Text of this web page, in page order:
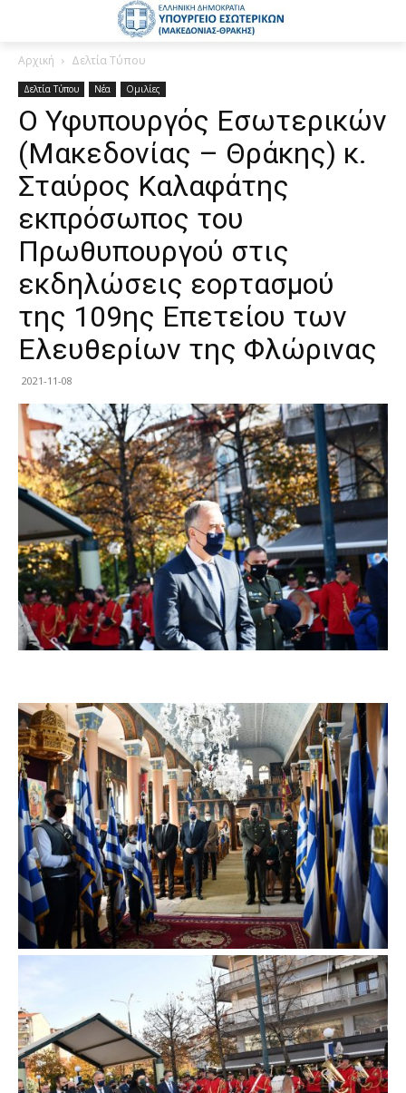
Αρχική Δελτία Τύπου
Δελτία Τύπου Νέα Ομιλίες
Ο Υφυπουργός Εσωτερικών
(Μακεδονίας – Θράκης) κ.
Σταύρος Καλαφάτης
εκπρόσωπος του
Πρωθυπουργού στις
εκδηλώσεις εορτασμού
της 109ης Επετείου των
Ελευθερίων της Φλώρινας
2021-11-08